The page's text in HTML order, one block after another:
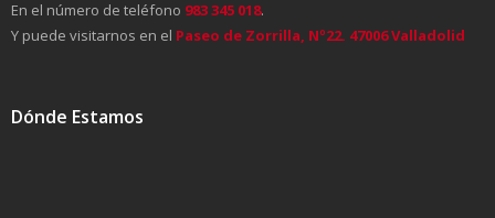
En el número de teléfono 983 345 018.
Y puede visitarnos en el Paseo de Zorrilla, Nº22. 47006 Valladolid
Dónde Estamos